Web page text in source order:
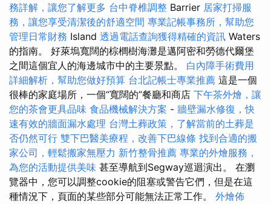
務詳解，讓您了解更多 台中脊椎調整 Barrier 居家打掃服
務，讓您享受清潔後的舒適空間 專業記帳事務所，幫助您
管理日常財務 Island 透過電話查詢獲得精確的資訊 Waters
的指南。 好萊塢寬闊的棕櫚樹海灘是邁阿密和勞德代爾堡
之間這個宜人的海邊城市中的主要景點。 白內障手術費用
詳細解析，幫助您做好預算 台北記帳士專業推薦 這是一個
很棒的家庭場所，一個“寬闊的”餐廳和商店 下午茶外燴，讓
您的茶會更具品味 食品機械解決方案 - 牆壁漏水修復，快
速有效的牆面漏水處理 台灣土葬政策，了解當前的土葬是
否仍然可行 雙下巴醫美療程，改善下巴線條 找到合適的搬
家公司，輕鬆搬家無壓力 新竹整骨推薦 專業的外燴服務，
為您的活動提供美味 甚至導航到Segway巡迴演出。 在瀏
覽器中，您可以調整cookie的阻塞或警告它們，但是在這
種情況下，頁面的某些部分可能無法正常工作。 外燴佈